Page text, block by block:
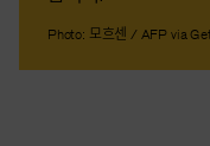
Photo: 모흐센 / AFP via